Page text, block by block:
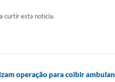
curtir esta notícia.
operação para coibir